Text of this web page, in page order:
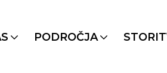
PODROČJA